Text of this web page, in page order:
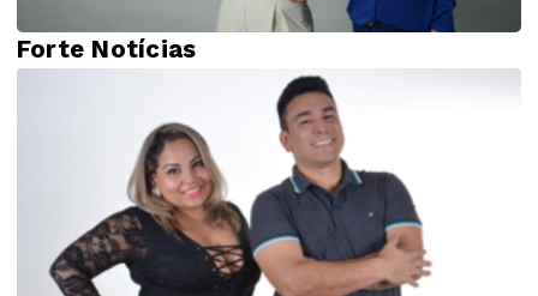
Forte Notícias